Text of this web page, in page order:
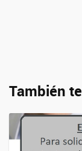
También